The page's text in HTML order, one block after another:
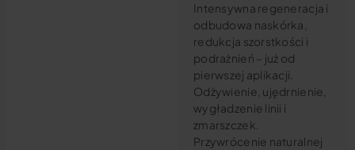
Intensywna regeneracja i
odbudowa naskórka,
redukcja szorstkości i
podrażnień – już od
pierwszej aplikacji.
Odżywienie, ujędrnienie,
wygładzenie linii i
zmarszczek.
Przywrócenie naturalnej